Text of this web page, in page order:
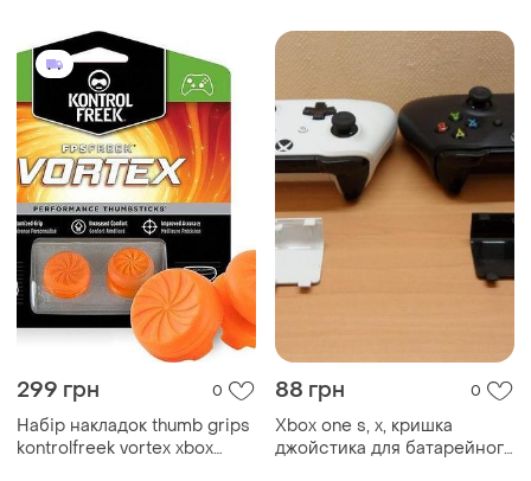
299 грн 0
Набір накладок thumb grips
kontrolfreek vortex xbox
88 грн 0
Xbox one s, x, кришка
джойстика для батарейного